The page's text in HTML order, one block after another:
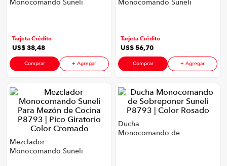
Monocomando Suneli
Tarjeta Crédito
US$38,48
Comprar + Agregar
Monocomando Suneli
Tarjeta Crédito
US$56,70
Comprar + Agregar
Mezclador
Monocomando Suneli
Ducha
Monocomando de